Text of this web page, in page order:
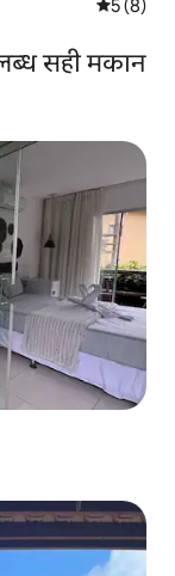
औसत रेटिंग
5 (8)
सही मकान